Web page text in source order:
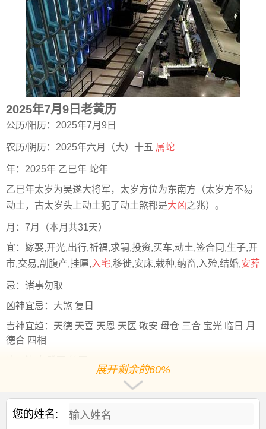
2025年7月9日老黄历
公历/阳历：2025年7月9日
农历/阴历：2025年六月（大）十五 属蛇
年：2025年 乙巳年 蛇年
乙巳年太岁为吴遂大将军，太岁方位为东南方（太岁方不易
动土，古太岁头上动土犯了动土煞都是大凶之兆）。
月：7月（本月共31天）
宜：嫁娶,开光,出行,祈福,求嗣,投资,买车,动土,签合同,生子,开
市,交易,剖腹产,挂匾, 入宅,移徙,安床,栽种,纳畜,入殓,结婚,安葬
忌：诸事勿取
凶神宜忌：大煞 复日
吉神宜趋：天德 天喜 天恩 天医 敬安 母仓 三合 宝光 临日 月
德合 四相
：年柱 乙巳，月柱 癸未，日柱 己卯，时柱请见以下
格局。
胎神：占门厕外正南
展开剩余的60%
您的姓名: